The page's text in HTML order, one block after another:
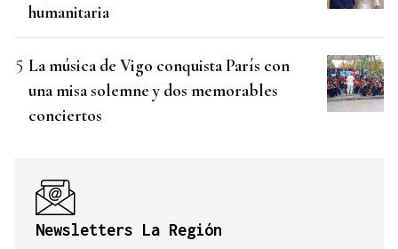
humanitaria
La música de Vigo conquista París con
una misa solemne y dos memorables
conciertos
Newsletters La Región